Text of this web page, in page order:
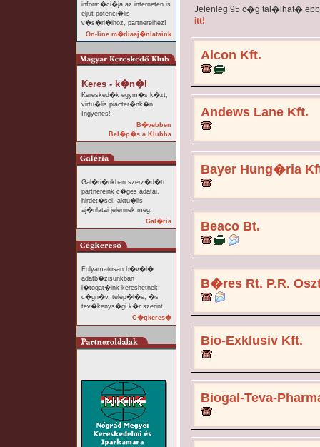
inform�ci�ja az interneten is
eljut potenci�lis
v�s�rl�ihoz, partnereihez!
On-line m�diaaj�nlataink
Keres - k�n�l
Keresked�k egym�s k�zt,
virtu�lis piacter�nk�n.
Ingyenes!
B�vebben
Bel�p�s a Klubba
Gal�ri�nkban szerz�d�tt
partnereink c�ges adatai,
hirdet�sei, aktu�lis
aj�nlatai jelennek meg.
Gal�ria
Folyamatosan b�v�l�
adatb�zisunkban
l�togat�ink kereshetnek
c�gn�v, telep�l�s, �s
tev�kenys�gi k�r szerint.
C�gkeres�
Jelenleg 95 c�g tal�lhat�
itt!
Alcon Kft.
Andews Lane Kft.
Bayer Hung�ria
Beaco Bt.
B�res Rt. P.R.
Bio-Exklusiv Kft.
Biogal-Teva-